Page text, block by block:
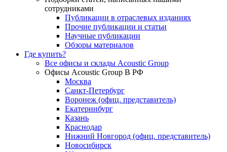
сотрудниками
Публикации в отраслевых изданиях
Прочие публикации и статьи
Научные публикации
Обзоры материалов
Где купить?
Все офисы и склады Acoustic Group
Офисы Acoustic Group В РФ
Москва
Санкт-Петербург
Воронеж (офиц. представитель)
Екатеринбург
Казань
Краснодар
Нижний Новгород (офиц. представитель)
Новосибирск